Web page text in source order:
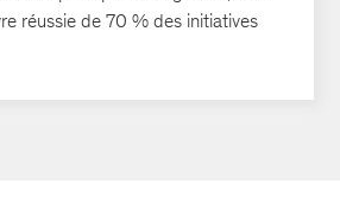
réussie de 70 % des initiatives